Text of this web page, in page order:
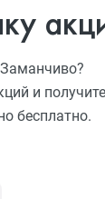
и получите
бесплатно.